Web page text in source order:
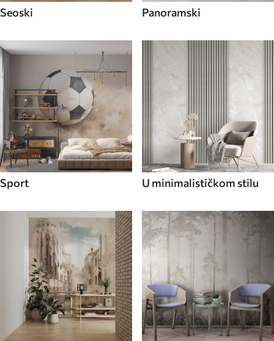
Seoski Panoramski
Sport U minimalističkom stilu